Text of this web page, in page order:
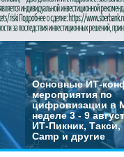
Основные ИТ-
мероприятия по
цифровизации в
неделе 3 - 9
ИТ-Пикник,
Camp и другие